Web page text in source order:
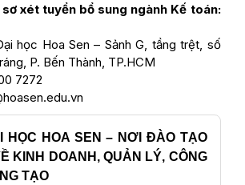
sơ xét tuyển bổ sung ngành Kế toán:
học Hoa Sen – Sảnh G, tầng trệt, số
P. Bến Thành, TP.HCM
7272
HỌC HOA SEN – NƠI ĐÀO TẠO
KINH DOANH, QUẢN LÝ, CÔNG
TẠO